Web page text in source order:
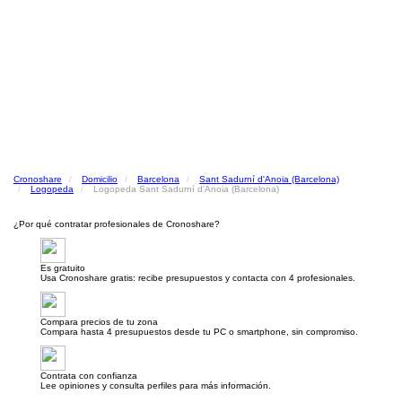
Cronoshare Domicilio Barcelona
Sant Sadurní d'Anoia (Barcelona)
Logopeda
Logopeda Sant Sadurní d'Anoia (Barcelona)
¿Por qué contratar profesionales de Cronoshare?
Es gratuito
Usa Cronoshare gratis: recibe presupuestos y contacta con 4 profesionales.
Compara precios de tu zona
Compara hasta 4 presupuestos desde tu PC o smartphone, sin compromiso.
Contrata con confianza
Lee opiniones y consulta perfiles para más información.